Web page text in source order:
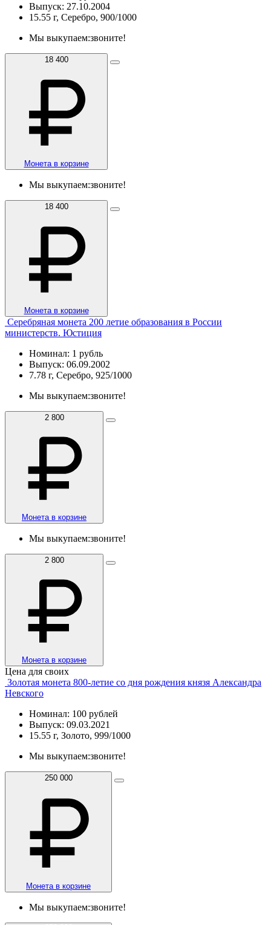
Выпуск: 27.10.2004
15.55 г, Серебро, 900/1000
Мы выкупаем:звоните!
18 400
Монета в корзине
Мы выкупаем:звоните!
18 400
Монета в корзине
Серебряная монета 200 летие образования в России
министерств. Юстиция
Номинал: 1 рубль
Выпуск: 06.09.2002
7.78 г, Серебро, 925/1000
Мы выкупаем:звоните!
2 800
Монета в корзине
Мы выкупаем:звоните!
2 800
Монета в корзине
Цена для своих
Золотая монета 800-летие со дня рождения князя Александра
Невского
Номинал: 100 рублей
Выпуск: 09.03.2021
15.55 г, Золото, 999/1000
Мы выкупаем:звоните!
250 000
Монета в корзине
Мы выкупаем:звоните!